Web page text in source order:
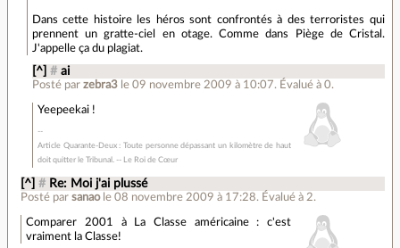
Dans cette histoire les héros sont confrontés à des terroristes qui
prennent un gratte-ciel en otage. Comme dans Piège de Cristal.
J'appelle ça du plagiat.
[^] # ai
Posté parzebra3 le 09 novembre 2009 à 10:07. Évalué à0.
Yeepeekai !
Article Quarante-Deux : Toute personne dépassant un kilomètre de haut
doit quitter le Tribunal. -- Le Roi de Cœur
[^] # Re: Moi j'ai plussé
Posté parsanao le 08 novembre 2009 à 17:28. Évalué à 2.
Comparer 2001 à La Classe américaine : c'est
vraiment la Classe!